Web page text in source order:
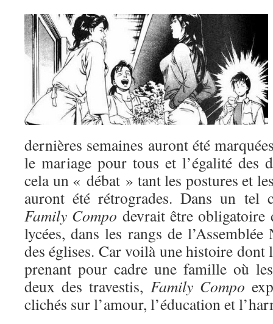
dernières semaines auront été
le mariage pour tous et l’égalité des
cela un « débat » tant les postures et
auront été rétrogrades. Dans un tel
Family Compo devrait être obligatoire
lycées, dans les rangs de
des églises. Car voilà une histoire dont
prenant pour cadre une famille où
deux des travestis, Family Compo
clichés sur l’amour, l’éducation et